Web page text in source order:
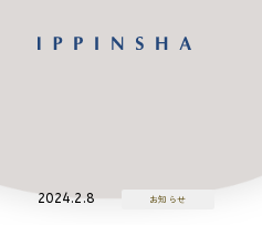
2024.2.8 お知らせ